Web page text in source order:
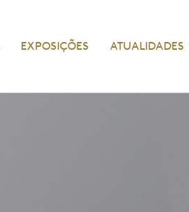
EXPOSIÇÕES ATUALIDADES